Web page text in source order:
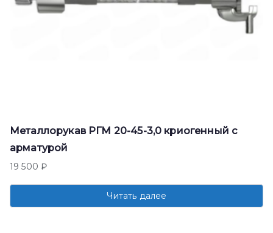
Металлорукав РГМ 20-45-3,0 криогенный с
арматурой
19 500₽
Читать далее